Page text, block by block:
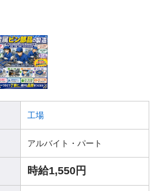
工場
アルバイト・パート
時給1,550円